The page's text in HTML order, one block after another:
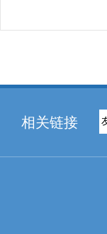
相关链接